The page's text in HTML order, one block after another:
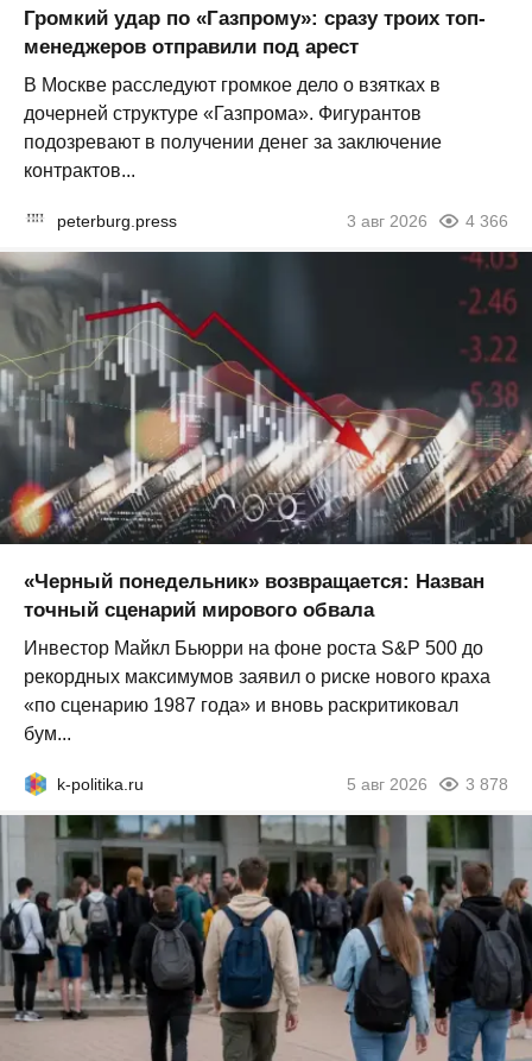
Громкий удар по «Газпрому»: сразу троих топ-
менеджеров отправили под арест
В Москве расследуют громкое дело о взятках в
дочерней структуре «Газпрома». Фигурантов
подозревают в получении денег за заключение
контрактов...
peterburg.press 3 авг 2026 4 366
«Черный понедельник» возвращается: Назван
точный сценарий мирового обвала
Инвестор Майкл Бьюрри на фоне роста S&P 500 до
рекордных максимумов заявил о риске нового краха
«по сценарию 1987 года» и вновь раскритиковал
бум...
k-politika.ru 5 авг 2026 3 878